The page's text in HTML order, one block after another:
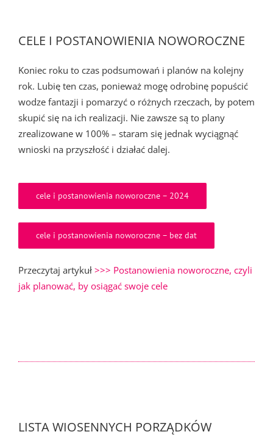
CELE I POSTANOWIENIA NOWOROCZNE
Koniec roku to czas podsumowań i planów na kolejny
rok. Lubię ten czas, ponieważ mogę odrobinę popuścić
wodze fantazji i pomarzyć o różnych rzeczach, by potem
skupić się na ich realizacji. Nie zawsze są to plany
zrealizowane w 100% – staram się jednak wyciągnąć
wnioski na przyszłość i działać dalej.
cele i postanowienia noworoczne – 2024
cele i postanowienia noworoczne – bez dat
Przeczytaj artykuł >>> Postanowienia noworoczne, czyli
jak planować, by osiągać swoje cele
LISTA WIOSENNYCH PORZĄDKÓW